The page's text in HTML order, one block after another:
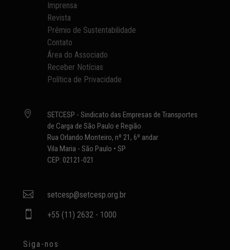
Imprensa
Revista
Prêmio de Sustentabilidade
Contato
Área do Associado
Receber Notícias
Política de Privacidade

SETCESP - Sindicato das Empresas de Transportes
de Carga de São Paulo e Região
Rua Orlando Monteiro, nº 21, 6º andar
Vila Maria - São Paulo • SP
CEP: 02121-021
 setcesp@setcesp.org.br
 +55 (11) 2632 - 1000
Siga-nos